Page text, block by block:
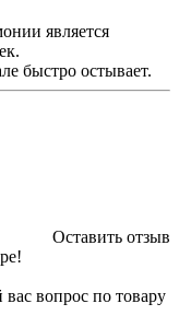
является
быстро остывает.
Оставить отзыв
вопрос по товару